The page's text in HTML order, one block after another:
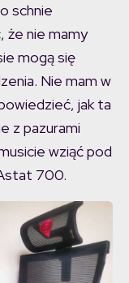
schnie
że nie mamy
mogą się
Nie mam w
jak ta
z pazurami
wziąć pod
700.